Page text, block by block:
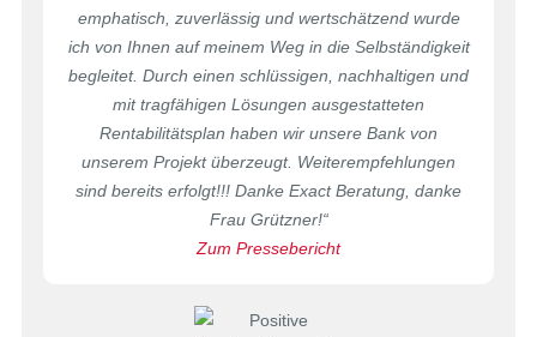
emphatisch, zuverlässig und wertschätzend wurde
ich von Ihnen auf meinem Weg in die Selbständigkeit
begleitet. Durch einen schlüssigen, nachhaltigen und
mit tragfähigen Lösungen ausgestatteten
Rentabilitätsplan haben wir unsere Bank von
unserem Projekt überzeugt. Weiterempfehlungen
sind bereits erfolgt!!! Danke Exact Beratung, danke
Frau Grützner!“
Zum Pressebericht